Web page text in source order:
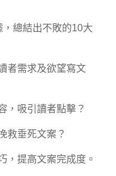
總結出不敗的10大
者需求及欲望寫文
，吸引讀者點擊？
救垂死文案？
，提高文案完成度。